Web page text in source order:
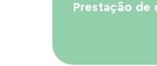
Prestação de